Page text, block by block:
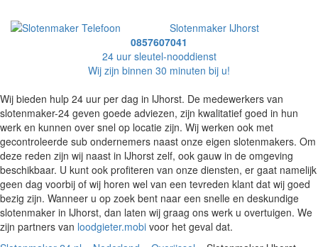
Slotenmaker IJhorst
0857607041
24 uur sleutel-nooddienst
Wij zijn binnen 30 minuten bij u!
Wij bieden hulp 24 uur per dag in IJhorst. De medewerkers van
slotenmaker-24 geven goede adviezen, zijn kwalitatief goed in hun
werk en kunnen over snel op locatie zijn. Wij werken ook met
gecontroleerde sub ondernemers naast onze eigen slotenmakers. Om
deze reden zijn wij naast in IJhorst zelf, ook gauw in de omgeving
beschikbaar. U kunt ook profiteren van onze diensten, er gaat namelijk
geen dag voorbij of wij horen wel van een tevreden klant dat wij goed
bezig zijn. Wanneer u op zoek bent naar een snelle en deskundige
slotenmaker in IJhorst, dan laten wij graag ons werk u overtuigen. We
zijn partners van loodgieter.mobi voor het geval dat.